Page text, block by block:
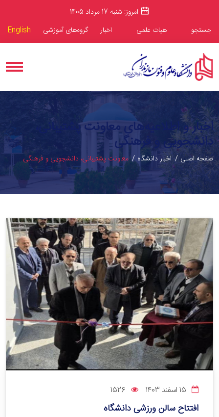
امروز: شنبه 17 مرداد 1405
جستجو
هیات علمی اخبار گروه‌های آموزشی English
اخبار و اطلاعیه‌های معاونت پشتیبانی،
دانشجویی و فرهنگی
صفحه اصلی اخبار دانشگاه معاونت پشتیبانی، دانشجویی و فرهنگی
افتتاح سالن ورزشی دانشگاه